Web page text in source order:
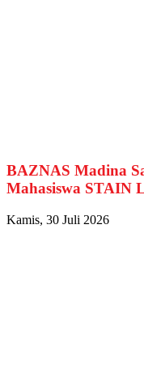
BAZNAS Madina
Mahasiswa STAIN
Kamis, 30 Juli 2026